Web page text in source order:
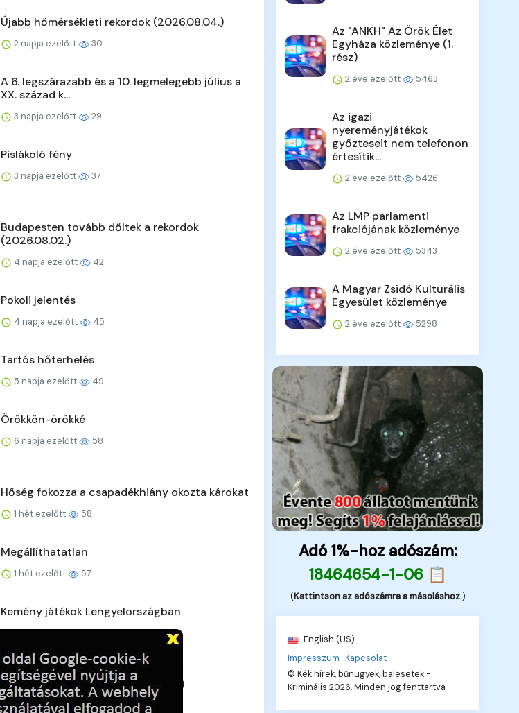
Újabb hőmérsékleti rekordok (2026.08.04.)
2 napja ezelőtt 30
A 6. legszárazabb és a 10. legmelegebb július a
XX. század k...
3 napja ezelőtt 29
Pislákoló fény
3 napja ezelőtt 37
Budapesten tovább dőltek a rekordok
(2026.08.02.)
4 napja ezelőtt 42
Pokoli jelentés
4 napja ezelőtt 45
Tartós hőterhelés
5 napja ezelőtt 49
Örökkön-örökké
6 napja ezelőtt 58
Hőség fokozza a csapadékhiány okozta károkat
1 hét ezelőtt 58
Megállíthatatlan
1 hét ezelőtt 57
Kemény játékok Lengyelországban
Új fővárosi szélrekord (2026.07.27.)
1 hét ezelőtt 59
Az "ANKH" Az Örök Élet
Egyháza közleménye (1.
rész)
2 éve ezelőtt 5463
Az igazi
nyereményjátékok
győzteseit nem telefonon
értesítik...
2 éve ezelőtt 5426
Az LMP parlamenti
frakciójának közleménye
2 éve ezelőtt 5343
A Magyar Zsidó Kulturális
Egyesület közleménye
2 éve ezelőtt 5298
Adó 1%-hoz adószám:
18464654-1-06 📋
(Kattintson az adószámra a másoláshoz.)
English (US)
Impresszum ·Kapcsolat ·
© Kék hírek, bűnügyek, balesetek -
Kriminális 2026. Minden jog fenttartva